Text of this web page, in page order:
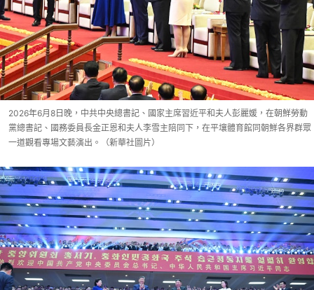
2026年6月8日晚，中共中央總書記、國家主席習近平和夫人彭麗媛，在朝鮮勞動
黨總書記、國務委員長金正恩和夫人李雪主陪同下，在平壤體育館同朝鮮各界群眾
一道觀看專場文藝演出。（新華社圖片）